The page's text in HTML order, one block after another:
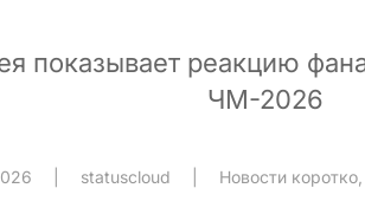
показывает реакцию
ЧМ-2026
statuscloud Новости коротко,